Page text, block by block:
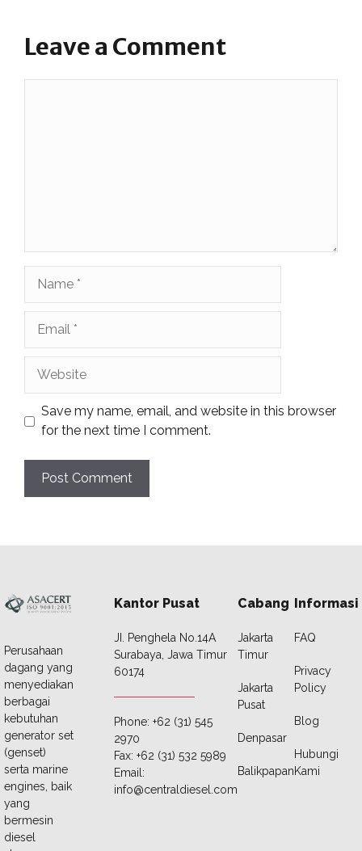
Leave a Comment
Save my name, email, and website in this browser
for the next time I comment.
Perusahaan
dagang yang
menyediakan
berbagai
kebutuhan
generator set
(genset)
serta marine
engines, baik
yang
bermesin
diesel
Kantor Pusat
JI. Penghela No.14A
Surabaya, Jawa Timur
60174
Phone: +62 (31) 545
2970
Fax: +62 (31) 532 5989
Email:
info@centraldiesel.com
Cabang
Jakarta
Timur
Jakarta
Pusat
Denpasar
Balikpapan
Informasi
FAQ
Privacy
Policy
Blog
Hubungi
Kami